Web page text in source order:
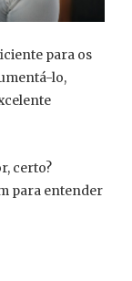
para os
lo,
certo?
para entender